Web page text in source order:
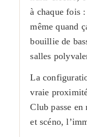
à chaque fois
même quand
bouillie de
salles
La
vraie
Club passe
et scéno,